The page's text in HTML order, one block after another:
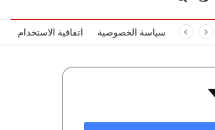
عنالمظلم
سياسة الخصوصية اتفاقية الاستخدام